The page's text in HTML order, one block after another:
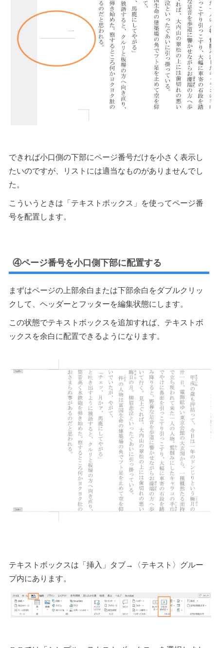
できれば小口側の下部にページ番号だけを小さく表示し
たいのですが、リストには適当なものがありませんでし
た。
こういうときは「テキストボックス」を使ってページ番
号を配置します。
④ページ番号を小口側下部に配置する
まずはページの上部余白または下部余白をダブルクリッ
クして、ヘッダーとフッターを編集状態にします。
この状態でテキストボックスを追加すれば、テキストボ
ックスを余白に配置できるようになります。
テキストボックスは「挿入」タブ→〈テキスト〉グルー
プ内にあります。